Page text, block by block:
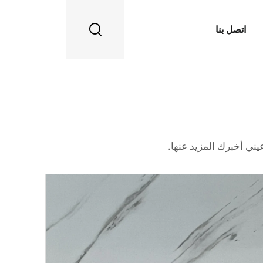
اتصل بنا
أخبرك المزيد عنها.